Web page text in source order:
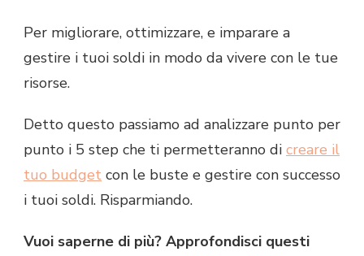
Per migliorare, ottimizzare, e imparare a
gestire i tuoi soldi in modo da vivere con le tue
risorse.
Detto questo passiamo ad analizzare punto per
punto i 5 step che ti permetteranno di creare il
tuo budget con le buste e gestire con successo
i tuoi soldi. Risparmiando.
Vuoi saperne di più? Approfondisci questi